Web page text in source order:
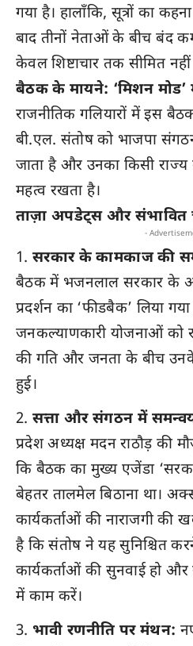
गया है। हालाँकि, सूत्रों का
बाद तीनों नेताओं के बीच बंद
केवल शिष्टाचार तक सीमित नहीं
बैठक के मायने: ‘मिशन
राजनीतिक गलियारों में इस
बी.एल. संतोष को भाजपा
जाता है और उनका किसी राज्य
महत्व रखता है।
ताज़ा अपडेट्स और संभावित
-
सरकार के कामकाज की
बैठक में भजनलाल सरकार के
प्रदर्शन का ‘फीडबैक’ लिया
जनकल्याणकारी योजनाओं को
की गति और जनता के बीच उनके
हुई।
सत्ता और संगठन में
प्रदेश अध्यक्ष मदन राठौड़ की
कि बैठक का मुख्य एजेंडा
बेहतर तालमेल बिठाना था।
कार्यकर्ताओं की नाराजगी की
है कि संतोष ने यह सुनिश्चित
कार्यकर्ताओं की सुनवाई हो
में काम करें।
भावी रणनीति पर मंथन: